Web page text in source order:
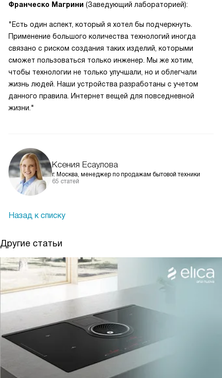
Франческо Магрини (Заведующий лабораторией):
"Есть один аспект, который я хотел бы подчеркнуть.
Применение большого количества технологий иногда
связано с риском создания таких изделий, которыми
сможет пользоваться только инженер. Мы же хотим,
чтобы технологии не только улучшали, но и облегчали
жизнь людей. Наши устройства разработаны с учетом
данного правила. Интернет вещей для повседневной
жизни."
Ксения Есаулова
г. Москва, менеджер по продажам бытовой техники
65 статей
Назад к списку
Другие статьи